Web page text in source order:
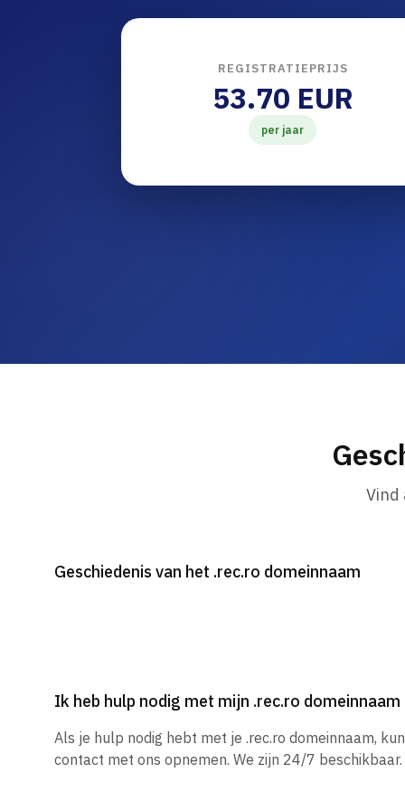
REGISTRATIEPRIJS
53.70 EUR
per jaar
Vind
Geschiedenis van het .rec.ro domeinnaam
Ik heb hulp nodig met mijn .rec.ro domeinnaam
Als je hulp nodig hebt met je .rec.ro domeinnaam,
contact met ons opnemen. We zijn 24/7 beschikbaar.